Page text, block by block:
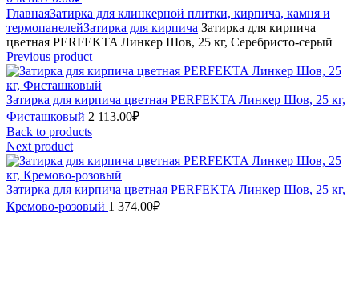
ГлавнаяЗатирка для клинкерной плитки, кирпича, камня и
термопанелейЗатирка для кирпича Затирка для кирпича
цветная PERFEKTA Линкер Шов, 25 кг, Серебристо-серый
Previous product
Затирка для кирпича цветная PERFEKTA Линкер Шов, 25 кг,
Фисташковый 2 113.00₽
Back to products
Next product
Затирка для кирпича цветная PERFEKTA Линкер Шов, 25 кг,
Кремово-розовый 1 374.00₽